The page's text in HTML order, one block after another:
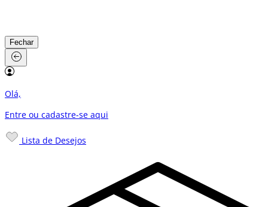
Fechar
Olá,
Entre ou cadastre-se aqui
Lista de Desejos